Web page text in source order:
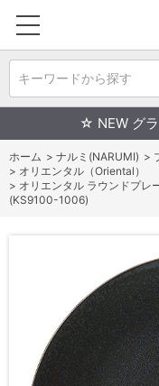
キーワードから探す
☆ NEW グ
ホーム > ナルミ(NARUMI) >
> オリエンタル（Oriental）
> オリエンタル ラウンドプレ
(KS9100-1006)